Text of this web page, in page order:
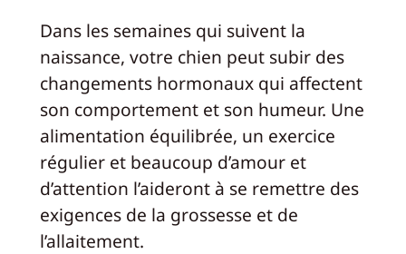
Dans les semaines qui suivent la
naissance, votre chien peut subir des
changements hormonaux qui affectent
son comportement et son humeur. Une
alimentation équilibrée, un exercice
régulier et beaucoup d’amour et
d’attention l’aideront à se remettre des
exigences de la grossesse et de
l’allaitement.